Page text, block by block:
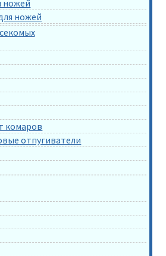
ножей
ножей
комаров
отпугиватели